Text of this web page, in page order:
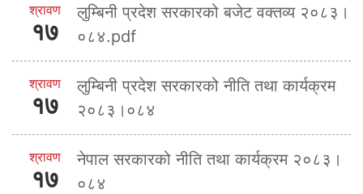
श्रावण
१७
लुम्बिनी प्रदेश सरकारको बजेट वक्तव्य २०८३।
०८४.pdf
श्रावण
१७
लुम्बिनी प्रदेश सरकारको नीति तथा कार्यक्रम
२०८३।०८४
श्रावण
१७
नेपाल सरकारको नीति तथा कार्यक्रम २०८३।
०८४